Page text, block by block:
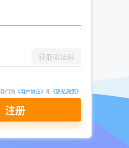
业名录
全
套企业名录搜索软件
获取验证码
们的 《用户协议》 和 《隐私政策》
注册